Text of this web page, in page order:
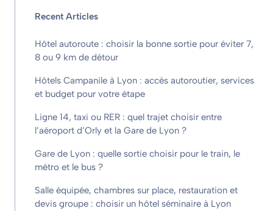
Recent Articles
Hôtel autoroute : choisir la bonne sortie pour éviter 7,
8 ou 9 km de détour
Hôtels Campanile à Lyon : accès autoroutier, services
et budget pour votre étape
Ligne 14, taxi ou RER : quel trajet choisir entre
l’aéroport d’Orly et la Gare de Lyon ?
Gare de Lyon : quelle sortie choisir pour le train, le
métro et le bus ?
Salle équipée, chambres sur place, restauration et
devis groupe : choisir un hôtel séminaire à Lyon